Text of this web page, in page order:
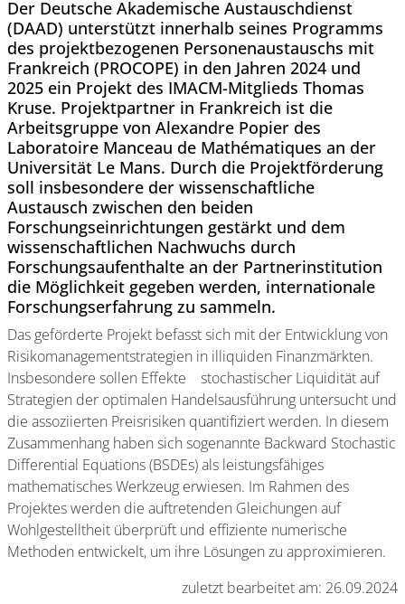
Der Deutsche Akademische Austauschdienst
(DAAD) unterstützt innerhalb seines Programms
des projektbezogenen Personenaustauschs mit
Frankreich (PROCOPE) in den Jahren 2024 und
2025 ein Projekt des IMACM-Mitglieds Thomas
Kruse. Projektpartner in Frankreich ist die
Arbeitsgruppe von Alexandre Popier des
Laboratoire Manceau de Mathématiques an der
Universität Le Mans. Durch die Projektförderung
soll insbesondere der wissenschaftliche
Austausch zwischen den beiden
Forschungseinrichtungen gestärkt und dem
wissenschaftlichen Nachwuchs durch
Forschungsaufenthalte an der Partnerinstitution
die Möglichkeit gegeben werden, internationale
Forschungserfahrung zu sammeln.
Das geförderte Projekt befasst sich mit der Entwicklung von
Risikomanagementstrategien in illiquiden Finanzmärkten.
Insbesondere sollen Effekte stochastischer Liquidität auf
Strategien der optimalen Handelsausführung untersucht und
die assoziierten Preisrisiken quantifiziert werden. In diesem
Zusammenhang haben sich sogenannte Backward Stochastic
Differential Equations (BSDEs) als leistungsfähiges
mathematisches Werkzeug erwiesen. Im Rahmen des
Projektes werden die auftretenden Gleichungen auf
Wohlgestelltheit überprüft und effiziente numerische
Methoden entwickelt, um ihre Lösungen zu approximieren.
zuletzt bearbeitet am: 26.09.2024